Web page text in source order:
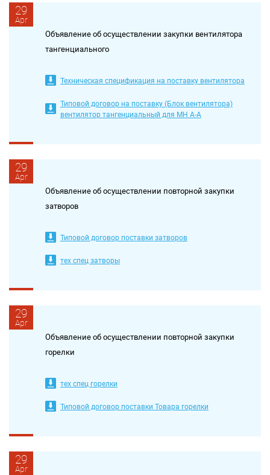
29
Apr
Объявление об осуществлении закупки вентилятора
тангенциального
Техническая спецификация на поставку вентилятора
Типовой договор на поставку (Блок вентилятора)
вентилятор тангенциальный для МН А-А
29
Apr
Объявление об осуществлении повторной закупки
затворов
Типовой договор поставки затворов
тех спец затворы
29
Apr
Объявление об осуществлении повторной закупки
горелки
тех спец горелки
Типовой договор поставки Товара горелки
29
Apr